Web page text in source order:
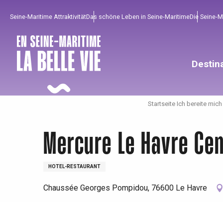
principal
Seine-Maritime AttraktivitätDas schöne Leben in Seine-MaritimeDie Seine-
Startseite Ich bereite
Mercure Le Havre
HOTEL-RESTAURANT
Chaussée Georges Pompidou, 76600 Le Havre